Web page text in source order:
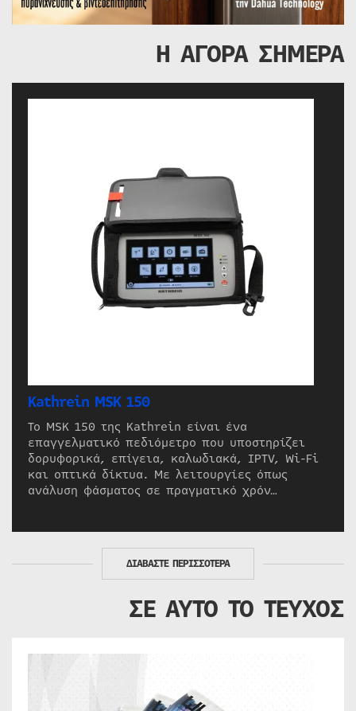
Η ΑΓΟΡΑ ΣΗΜΕΡΑ
Kathrein MSK 150
Το MSK 150 της Kathrein είναι ένα
επαγγελματικό πεδιόμετρο που υποστηρίζει
δορυφορικά, επίγεια, καλωδιακά, IPTV, Wi-Fi
και οπτικά δίκτυα. Με λειτουργίες όπως
ανάλυση φάσματος σε πραγματικό χρόν…
ΔΙΑΒΑΣΤΕ ΠΕΡΙΣΣΟΤΕΡΑ
ΣΕ ΑΥΤΟ ΤΟ ΤΕΥΧΟΣ